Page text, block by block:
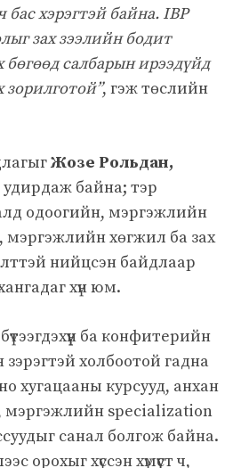
бас хэрэгтэй байна. IBP
зах зээлийн бодит
бөгөөд салбарын ирээдүйд
зорилготой”, гэж төслийн
Жозе Рольдан,
удирдаж байна; тэр
одоогийн, мэргэжлийн
мэргэжлийн хөгжил ба зах
нийцсэн байдлаар
хүн юм.
ба конфитерийн
холбоотой гадна
хугацааны курсууд, анхан
мэргэжлийн specialization
санал болгож байна.
орохыг хүссэн хүмүүст ч,